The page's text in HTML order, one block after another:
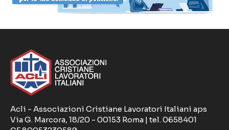
Acli - Associazioni Cristiane Lavoratori Italiani aps
Via G. Marcora, 18/20 - 00153 Roma | tel. 0658401